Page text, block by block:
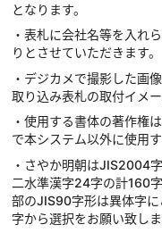
となります。
・表札に会社名等を入れ
りとさせていただきます。
・デジカメで撮影した画
取り込み表札の取付イメ
・使用する書体の著作権
で本システム以外に使用
・さやか明朝はJIS2004
二水準漢字24字の計160
部のJIS90字形は異体字
字から選択をお願い致しま